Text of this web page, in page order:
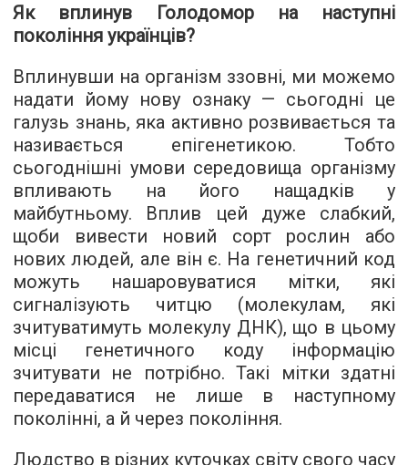
Як вплинув Голодомор на наступні
покоління українців?
Вплинувши на організм ззовні, ми можемо
надати йому нову ознаку — сьогодні це
галузь знань, яка активно розвивається та
називається епігенетикою. Тобто
сьогоднішні умови середовища організму
впливають на його нащадків у
майбутньому. Вплив цей дуже слабкий,
щоби вивести новий сорт рослин або
нових людей, але він є. На генетичний код
можуть нашаровуватися мітки, які
сигналізують читцю (молекулам, які
зчитуватимуть молекулу ДНК), що в цьому
місці генетичного коду інформацію
зчитувати не потрібно. Такі мітки здатні
передаватися не лише в наступному
поколінні, а й через покоління.
Людство в різних куточках світу свого часу